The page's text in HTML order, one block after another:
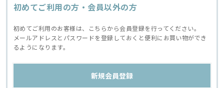
初めてご利用の方・会員以外の方
初めてご利用のお客様は、こちらから会員登録を行ってください。
メールアドレスとパスワードを登録しておくと便利にお買い物ができ
るようになります。